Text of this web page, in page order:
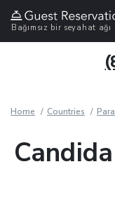
Bağımsız bir seyahat ağı
Home Countries